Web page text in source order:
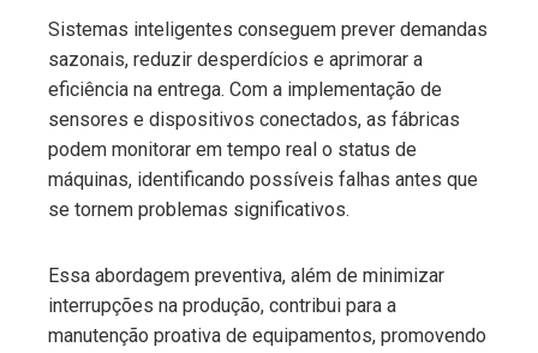
Sistemas inteligentes conseguem prever demandas
sazonais, reduzir desperdícios e aprimorar a
eficiência na entrega. Com a implementação de
sensores e dispositivos conectados, as fábricas
podem monitorar em tempo real o status de
máquinas, identificando possíveis falhas antes que
se tornem problemas significativos.
Essa abordagem preventiva, além de minimizar
interrupções na produção, contribui para a
manutenção proativa de equipamentos, promovendo